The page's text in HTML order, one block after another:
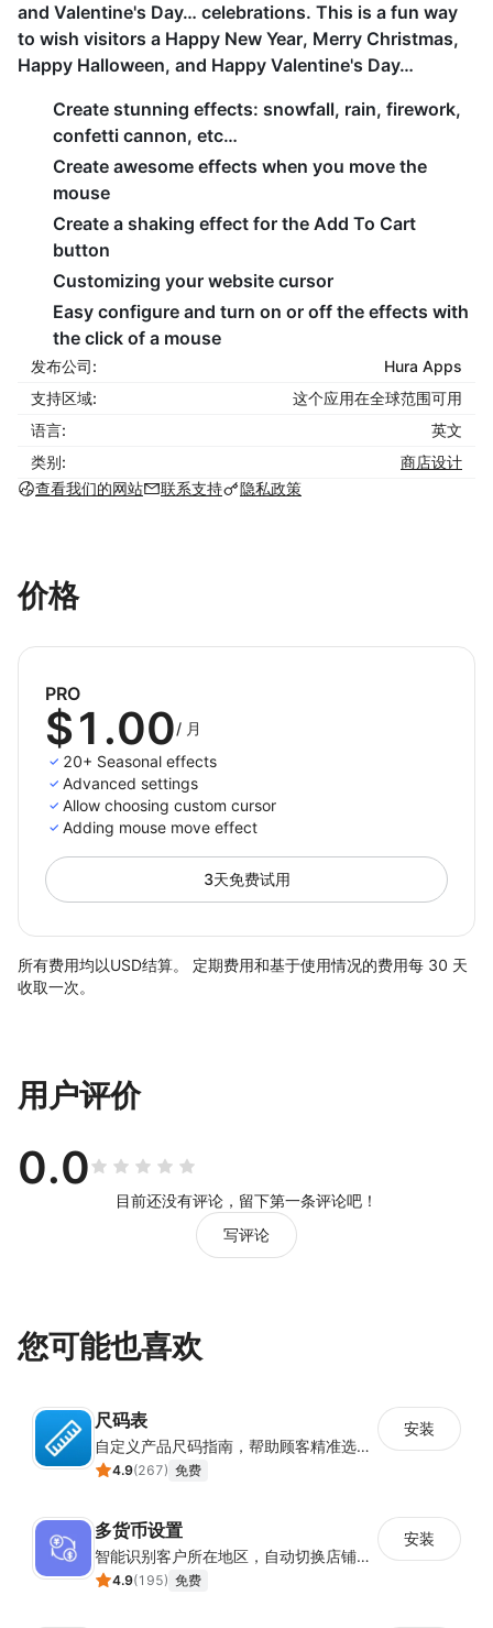
and Valentine's Day… celebrations. This is a fun way
to wish visitors a Happy New Year, Merry Christmas,
Happy Halloween, and Happy Valentine's Day…
Create stunning effects: snowfall, rain, firework,
confetti cannon, etc…
Create awesome effects when you move the
mouse
Create a shaking effect for the Add To Cart
button
Customizing your website cursor
Easy configure and turn on or off the effects with
the click of a mouse
发布公司:
Hura Apps
支持区域:
这个应用在全球范围可用
语言:
英文
类别:
商店设计
查看我们的网站
联系支持 隐私政策
价格
PRO
$1.00/ 月
20+ Seasonal effects
Advanced settings
Allow choosing custom cursor
Adding mouse move effect
3天免费试用
所有费用均以USD结算。 定期费用和基于使用情况的费用每 30 天
收取一次。
用户评价
0.0
目前还没有评论，留下第一条评论吧！
写评论
您可能也喜欢
尺码表
自定义产品尺码指南，帮助顾客精准选择所需尺码
4.9(267) 免费
安装
多货币设置
智能识别客户所在地区，自动切换店铺货币展示
4.9(195) 免费
安装